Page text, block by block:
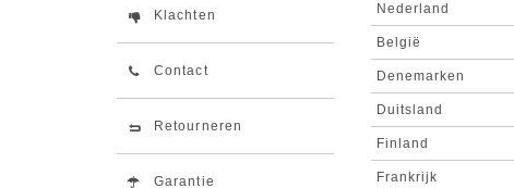
Klachten
Contact
Retourneren
Garantie
Nederland
België
Denemarken
Duitsland
Finland
Frankrijk